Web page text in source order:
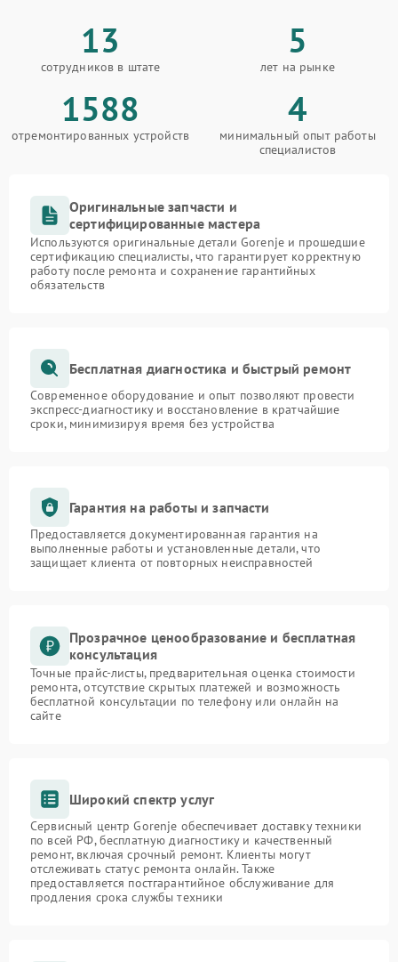
13
сотрудников в штате
5
лет на рынке
1588
отремонтированных устройств
4
минимальный опыт работы
специалистов
Оригинальные запчасти и
сертифицированные мастера
Используются оригинальные детали Gorenje и прошедшие
сертификацию специалисты, что гарантирует корректную
работу после ремонта и сохранение гарантийных
обязательств
Бесплатная диагностика и быстрый ремонт
Современное оборудование и опыт позволяют провести
экспресс-диагностику и восстановление в кратчайшие
сроки, минимизируя время без устройства
Гарантия на работы и запчасти
Предоставляется документированная гарантия на
выполненные работы и установленные детали, что
защищает клиента от повторных неисправностей
Прозрачное ценообразование и бесплатная
консультация
Точные прайс-листы, предварительная оценка стоимости
ремонта, отсутствие скрытых платежей и возможность
бесплатной консультации по телефону или онлайн на
сайте
Широкий спектр услуг
Сервисный центр Gorenje обеспечивает доставку техники
по всей РФ, бесплатную диагностику и качественный
ремонт, включая срочный ремонт. Клиенты могут
отслеживать статус ремонта онлайн. Также
предоставляется постгарантийное обслуживание для
продления срока службы техники